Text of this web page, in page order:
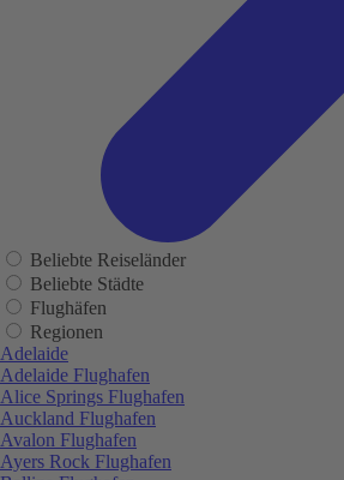
Beliebte Reiseländer
Beliebte Städte
Flughäfen
Regionen
Adelaide
Adelaide Flughafen
Alice Springs Flughafen
Auckland Flughafen
Avalon Flughafen
Ayers Rock Flughafen